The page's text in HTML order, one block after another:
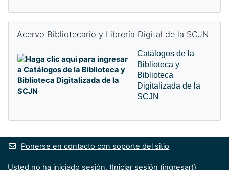
Acervo Bibliotecario y Librería Digital de la SCJN
Catálogos de la
Biblioteca y
Biblioteca
Digitalizada de la
SCJN
Ponerse en contacto con soporte del sitio
Usted no ha iniciado sesión. (Iniciar sesión (ingresar))